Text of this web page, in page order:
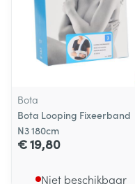
Bota
Bota Looping Fixeerband
N3 180cm
€ 19,80
Niet beschikbaar